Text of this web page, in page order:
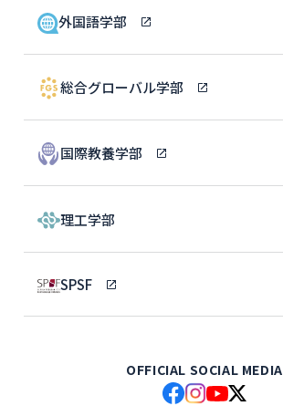
外国語学部
総合グローバル学部
国際教養学部
理工学部
SPSF
OFFICIAL SOCIAL MEDIA